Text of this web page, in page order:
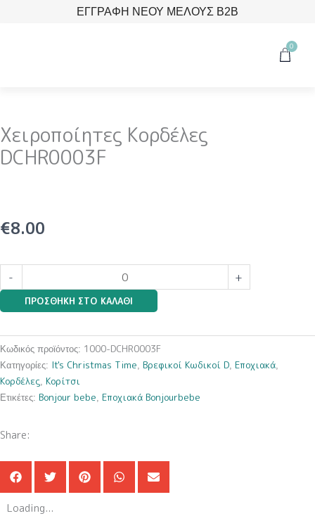
ΕΓΓΡΑΦΗ ΝΕΟΥ ΜΕΛΟΥΣ B2B
0
Cart
Χειροποίητες Κορδέλες
DCHR0003F
€8.00
-
Κορδέλες
DCHR0003F
+
ΠΡΟΣΘΉΚΗ ΣΤΟ ΚΑΛΆΘΙ
Κωδικός προϊόντος: 1000-DCHR0003F
Κατηγορίες: It's Christmas Time Βρεφικοί Κωδικοί D Εποχιακά
Κορδέλες Κορίτσι
Ετικέτες: Bonjour bebe Εποχιακά Bonjourbebe
Share:
Loading...